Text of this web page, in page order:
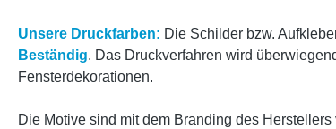
Unsere Druckfarben: Die Schilder bzw.
Beständig. Das Druckverfahren wird
Fensterdekorationen.
Die Motive sind mit dem Branding des Herstellers